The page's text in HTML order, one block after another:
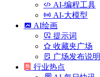
AI-编程工具
AI-大模型
AI绘画
提示词
收藏夹广场
广场发布说明
行业热点